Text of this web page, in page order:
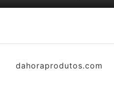
dahoraprodutos.com